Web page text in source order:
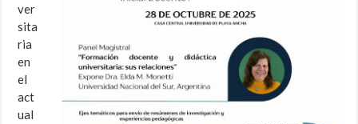
ver
sita
ria
en
el
act
ual